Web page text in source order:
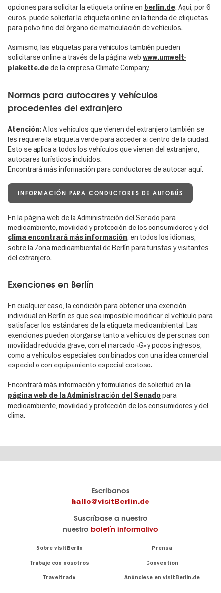
opciones para solicitar la etiqueta online en berlin.de. Aquí, por 6
euros, puede solicitar la etiqueta online en la tienda de etiquetas
para polvo fino del órgano de matriculación de vehículos.
Asimismo, las etiquetas para vehículos también pueden
solicitarse online a través de la página web www.umwelt-
plakette.dede la empresa Climate Company.
Normas para autocares y vehículos
procedentes del extranjero
Atención:A los vehículos que vienen del extranjero también se
les requiere la etiqueta verde para acceder al centro de la ciudad.
Esto se aplica a todos los vehículos que vienen del extranjero,
autocares turísticos incluidos.
Encontrará más información para conductores de autocar aquí.
INFORMACIÓN PARA CONDUCTORES DE AUTOBÚS
En la página web de la Administración del Senado para
medioambiente, movilidad y protección de los consumidores y del
clima encontrará más información, en todos los idiomas,
sobre la Zona medioambiental de Berlín para turistas y visitantes
del extranjero.
Exenciones en Berlín
En cualquier caso, la condición para obtener una exención
individual en Berlín es que sea imposible modificar el vehículo para
satisfacer los estándares de la etiqueta medioambiental. Las
exenciones pueden otorgarse tanto a vehículos de personas con
movilidad reducida grave, con el marcado «G» y pocos ingresos,
como a vehículos especiales combinados con una idea comercial
especial o con equipamiento especial costoso.
Encontrará más información y formularios de solicitud en la
página web de la Administración del Senadopara
medioambiente, movilidad y protección de los consumidores y del
clima.
Escríbanos
hallo@visitBerlin.de
Suscríbase a nuestro
nuestro boletín informativo
Sobre visitBerlin Prensa
Trabaje con nosotros Convention
Traveltrade Anúnciese en visitBerlin.de
visitBerlin.de
Conocemos
Consejos